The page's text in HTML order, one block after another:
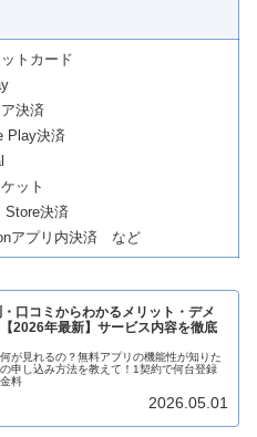
トカード
決済
Play決済
ット
Store決済
アプリ内決済 など
口コミからわかるメリット・デメ
2026年最新】サービス内容を徹底
が見れるの？無料アプリの機能性が知りた
申し込み方法を教えて！1契約で何台登録
料
2026.05.01